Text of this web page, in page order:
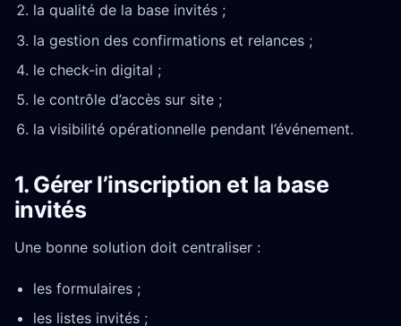
la qualité de la base invités ;
la gestion des confirmations et relances ;
le check-in digital ;
le contrôle d’accès sur site ;
la visibilité opérationnelle pendant l’événement.
1. Gérer l’inscription et la base
invités
Une bonne solution doit centraliser :
les formulaires ;
les listes invités ;